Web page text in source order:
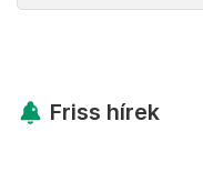
Friss hírek